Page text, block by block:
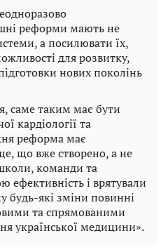
реформи мають не
а посилювати їх,
для розвитку,
нових поколінь
саме таким має бути
кардіології та
реформа має
що вже створено, а не
команди та
ефективність і врятували
будь-які зміни повинні
та спрямованими
української медицини».